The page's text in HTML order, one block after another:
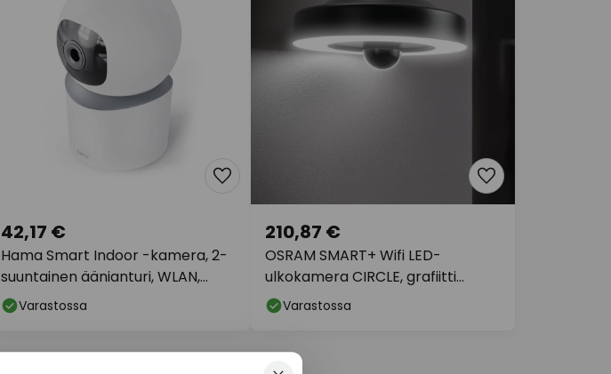
Hama Smart Indoor -kamera, 2-
suuntainen äänianturi, WLAN,
liikkuva
42,17 €
Varastossa
OSRAM SMART+ Wifi LED-
ulkokamera CIRCLE, grafiitti
Anturi IP44
210,87 €
Varastossa